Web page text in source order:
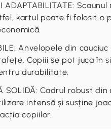
ADAPTABILITATE:
kartul poate fi folosit o
Anvelopele din
Copiii se pot juca în
durabilitate.
SOLIDĂ: Cadrul robust
intensă și susține
copiilor.